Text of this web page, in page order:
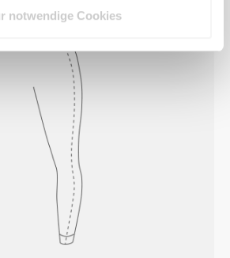
notwendige Cookies